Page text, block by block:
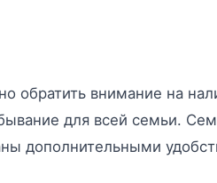
обратить внимание на
для всей семьи.
дополнительными